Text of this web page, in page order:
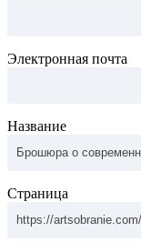
Электронная почта
Название
Страница